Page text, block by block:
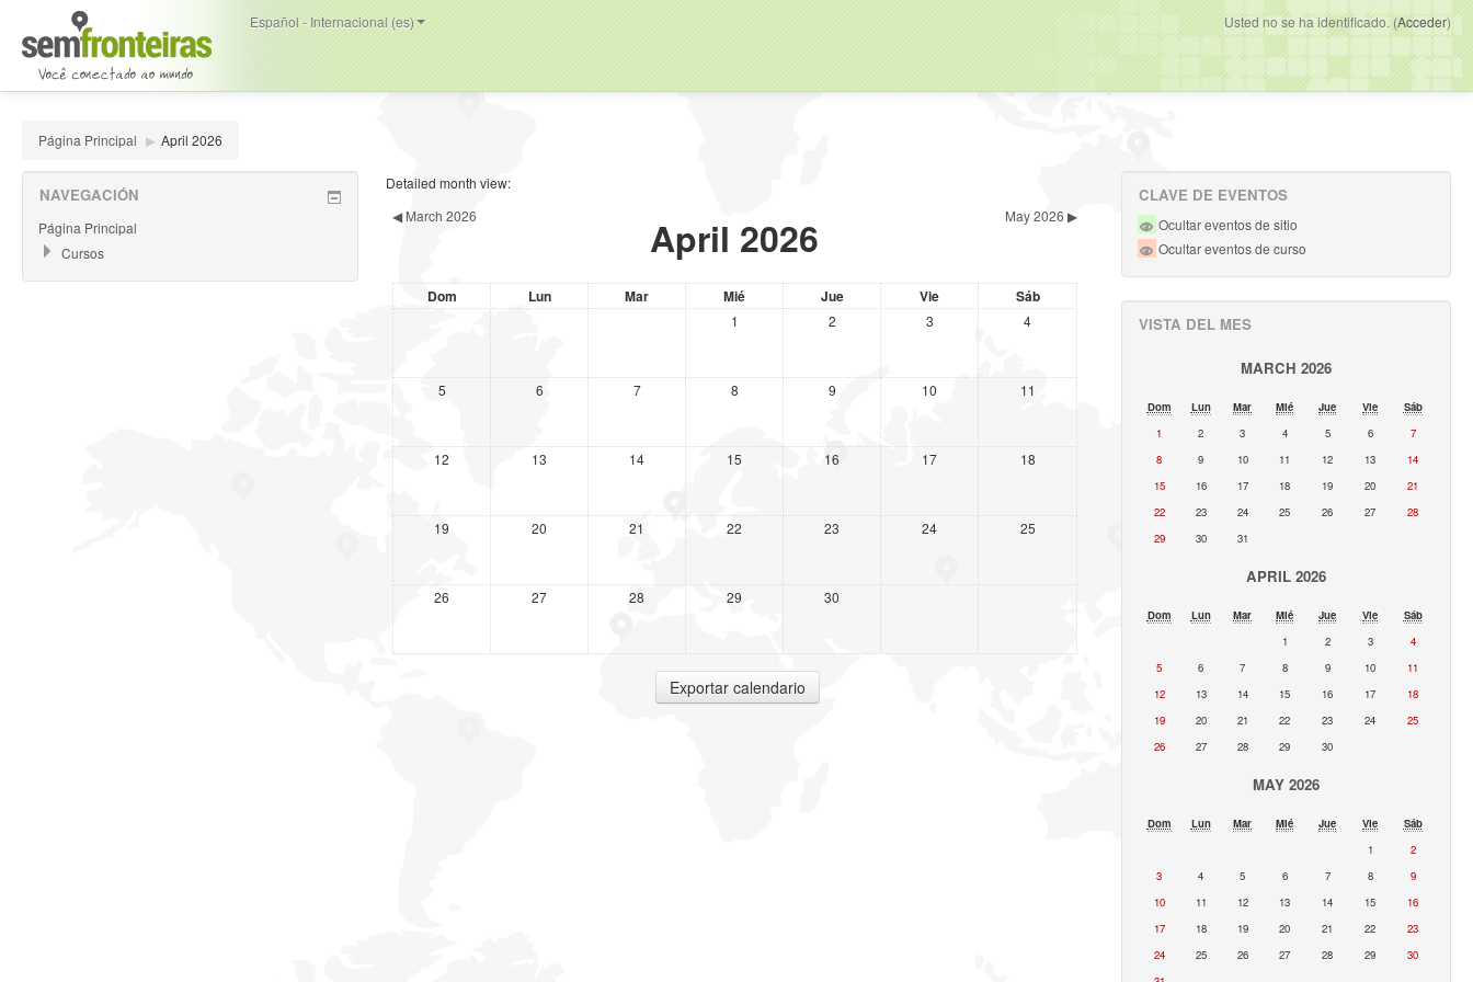
Español - Internacional (es) Usted no se ha identificado. (Acceder)
Página Principal ▶ April 2026
Detailed month view:
◀March 2026 April 2026 May 2026 ▶
Dom Lun Mar Mié Jue Vie Sáb
1 2 3 4
5 6 7 8 9 10 11
12 13 14 15 16 17 18
19 20 21 22 23 24 25
26 27 28 29 30
NAVEGACIÓN
Página Principal
Cursos
CLAVE DE EVENTOS
Ocultar eventos de sitio
Ocultar eventos de curso
VISTA DEL MES
MARCH 2026
Dom Lun Mar Mié Jue Vie
Sáb
1
2 3 4 5 6
7
8
9 10 11 12 13
14
15
16 17 18 19 20
21
22
23 24 25 26 27
28
29
30 31
APRIL 2026
Dom Lun Mar Mié Jue Vie
Sáb
1
2 3
4
5
6 7 8 9 10
11
12
13 14 15 16 17
18
19
20 21 22 23 24
25
26
27 28 29 30
MAY 2026
Dom Lun Mar Mié Jue Vie
Sáb
1
2
3
4 5 6 7 8
9
10
11 12 13 14 15
16
17
18 19 20 21 22
23
24
25 26 27 28 29
30